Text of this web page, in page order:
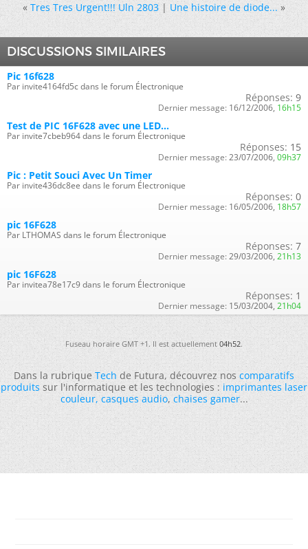
« Tres Tres Urgent!!! Uln 2803|Une histoire de diode... »
DISCUSSIONS SIMILAIRES
Pic 16f628
Par invite4164fd5c dans le forum Électronique
Réponses: 9
Dernier message: 16/12/2006, 16h15
Test de PIC 16F628 avec une LED...
Par invite7cbeb964 dans le forum Électronique
Réponses: 15
Dernier message: 23/07/2006, 09h37
Pic : Petit Souci Avec Un Timer
Par invite436dc8ee dans le forum Électronique
Réponses: 0
Dernier message: 16/05/2006, 18h57
pic 16F628
Par LTHOMAS dans le forum Électronique
Réponses: 7
Dernier message: 29/03/2006, 21h13
pic 16F628
Par invitea78e17c9 dans le forum Électronique
Réponses: 1
Dernier message: 15/03/2004, 21h04
Fuseau horaire GMT +1. Il est actuellement04h52.
Dans la rubriqueTechde Futura, découvrez noscomparatifs
produitssur l'informatique et les technologies :imprimantes laser
couleur,casques audio,chaises gamer...